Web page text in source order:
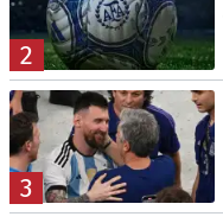
2
3